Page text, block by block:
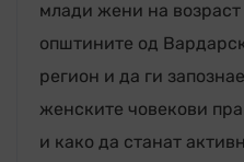
млади жени на
општините од
регион и да ги
женските човекови
и како да станат